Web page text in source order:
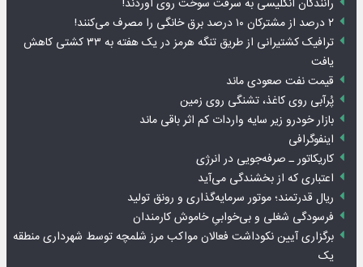
۲ درصد از مشترکان ۱۰ درصد برق خانگی را مصرف می‌کنند!
ترافیک کشتیرانی از طریق تنگه هرمز در یک هفته به ۳۳ کشتی کاهش
یافت
قیمت نفت صعودی ماند
پُرآبی روی کاغذ، تشنگی روی زمین
بازار خودرو زیر سایه واردات کم اثر باقی ماند
اینفوگرافی
کاریکاتور ـ صرفه‌جویی در انرژی
اعتباری که از بخشندگی می‌آید
ریال قدرتمند؛ موتور سرمایه‌گذاری و رونق تولید
فرسودگی شغلی و بی‌خوابیِ خاموش کارمندان
برگزاری آیین نکوداشت فعالان مواکب مرز شلمچه توسط شهرداری منطقه
یک